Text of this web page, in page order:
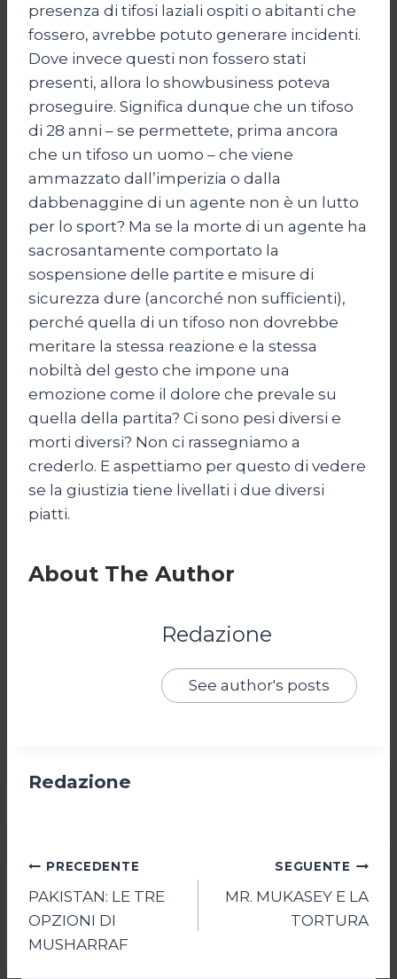
presenza di tifosi laziali ospiti o abitanti che
fossero, avrebbe potuto generare incidenti.
Dove invece questi non fossero stati
presenti, allora lo showbusiness poteva
proseguire. Significa dunque che un tifoso
di 28 anni – se permettete, prima ancora
che un tifoso un uomo – che viene
ammazzato dall’imperizia o dalla
dabbenaggine di un agente non è un lutto
per lo sport? Ma se la morte di un agente ha
sacrosantamente comportato la
sospensione delle partite e misure di
sicurezza dure (ancorché non sufficienti),
perché quella di un tifoso non dovrebbe
meritare la stessa reazione e la stessa
nobiltà del gesto che impone una
emozione come il dolore che prevale su
quella della partita? Ci sono pesi diversi e
morti diversi? Non ci rassegniamo a
crederlo. E aspettiamo per questo di vedere
se la giustizia tiene livellati i due diversi
piatti.
About The Author
Redazione
See author's posts
Redazione
Navigazione
articoli
PRECEDENTE
PAKISTAN: LE TRE
OPZIONI DI
MUSHARRAF
SEGUENTE
MR. MUKASEY E LA
TORTURA